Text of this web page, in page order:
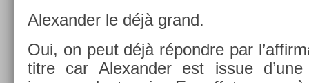
Al­exand­er le déjà grand.
Oui, on peut déjà répondre par
titre car Al­exand­er est issue